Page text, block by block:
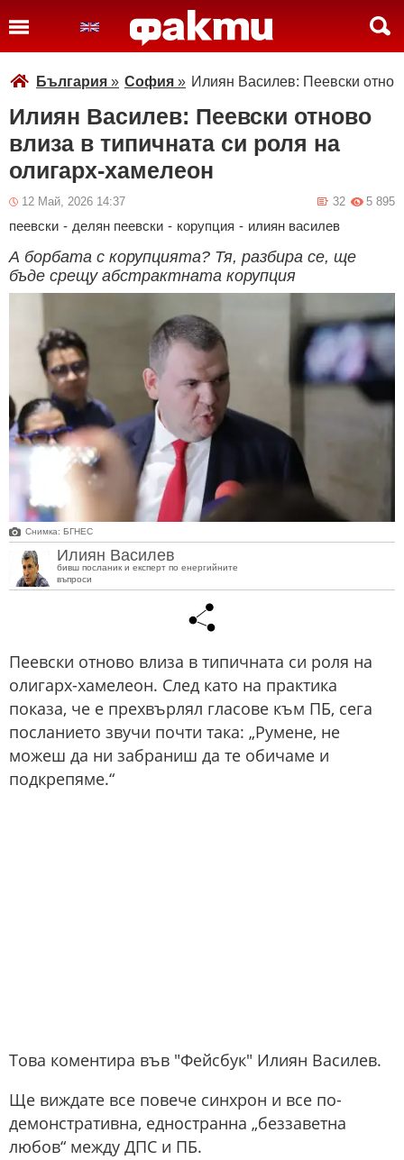
България » София » Илиян Василев: Пеевски
Илиян Василев: Пеевски отново
влиза в типичната си роля на
олигарх-хамелеон
12 Май, 2026 14:37 5 895
32
пеевски - делян пеевски - корупция - илиян василев
А борбата с корупцията? Тя, разбира се, ще
бъде срещу абстрактната корупция
Снимка: БГНЕС
Илиян Василев
бивш посланик и експерт по енергийните
въпроси
Пеевски отново влиза в типичната си роля на
олигарх-хамелеон. След като на практика
показа, че е прехвърлял гласове към ПБ, сега
посланието звучи почти така: „Румене, не
можеш да ни забраниш да те обичаме и
подкрепяме.“
Това коментира във "Фейсбук" Илиян Василев.
Ще виждате все повече синхрон и все по-
демонстративна, едностранна „беззаветна
любов“ между ДПС и ПБ.